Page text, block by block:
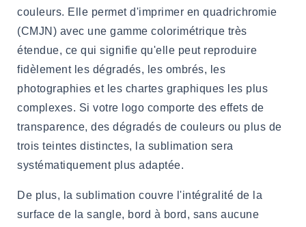
couleurs. Elle permet d'imprimer en quadrichromie
(CMJN) avec une gamme colorimétrique très
étendue, ce qui signifie qu'elle peut reproduire
fidèlement les dégradés, les ombrés, les
photographies et les chartes graphiques les plus
complexes. Si votre logo comporte des effets de
transparence, des dégradés de couleurs ou plus de
trois teintes distinctes, la sublimation sera
systématiquement plus adaptée.
De plus, la sublimation couvre l'intégralité de la
surface de la sangle, bord à bord, sans aucune